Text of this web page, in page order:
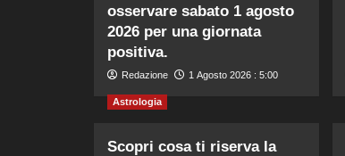
osservare sabato 1 agosto
2026 per una giornata
positiva.
Redazione 1 Agosto 2026 : 5:00
Astrologia
Scopri cosa ti riserva la